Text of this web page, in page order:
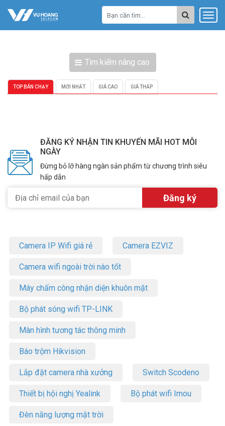
Tìm kiếm nâng cao
TOP BÁN CHẠY MỚI NHẤT GIÁ CAO GIÁ THẤP
ĐĂNG KÝ NHẬN TIN KHUYẾN MÃI HOT MỖI
NGÀY
Đừng bỏ lỡ hàng ngàn sản phẩm từ chương trình siêu
hấp dẫn
Camera IP Wifi giá rẻ Camera EZVIZ
Camera wifi ngoài trời nào tốt
Máy chấm công nhận diện khuôn mặt
Bộ phát sóng wifi TP-LINK
Màn hình tương tác thông minh
Báo trộm Hikvision
Lắp đặt camera nhà xưởng Switch Scodeno
Thiết bị hội nghị Yealink Bộ phát wifi Imou
Đèn năng lượng mặt trời